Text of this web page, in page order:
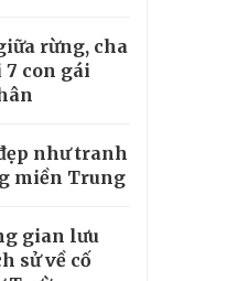
rừng, cha
con gái
như tranh
miền Trung
gian lưu
sử về cố